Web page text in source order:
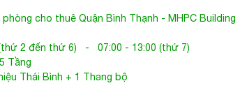
2 đến thứ 6) - 07:00 - 13:00 (thứ 7)
Tầng
Thái Bình + 1 Thang bộ